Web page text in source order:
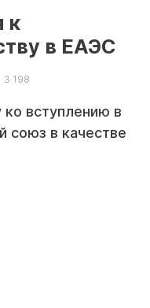
к
в ЕАЭС
3 198
вступлению в
союз в качестве